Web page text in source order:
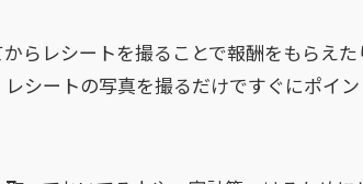
らレシートを撮ることで報酬をもらえ
シートの写真を撮るだけですぐにポイ